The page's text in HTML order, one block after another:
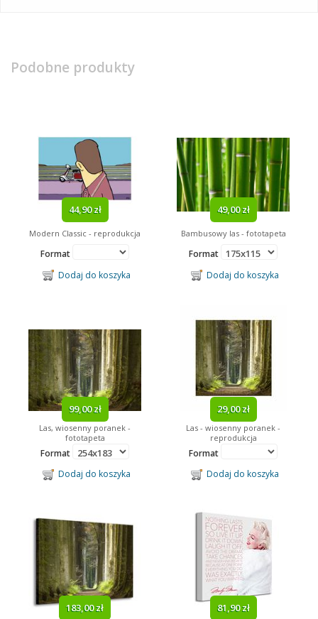
Podobne produkty
44,90 zł
Modern Classic - reprodukcja
Format
Dodaj do koszyka
49,00 zł
Bambusowy las - fototapeta
Format
Dodaj do koszyka
99,00 zł
Las, wiosenny poranek -
fototapeta
Format
Dodaj do koszyka
29,00 zł
Las - wiosenny poranek -
reprodukcja
Format
Dodaj do koszyka
183,00 zł 81,90 zł